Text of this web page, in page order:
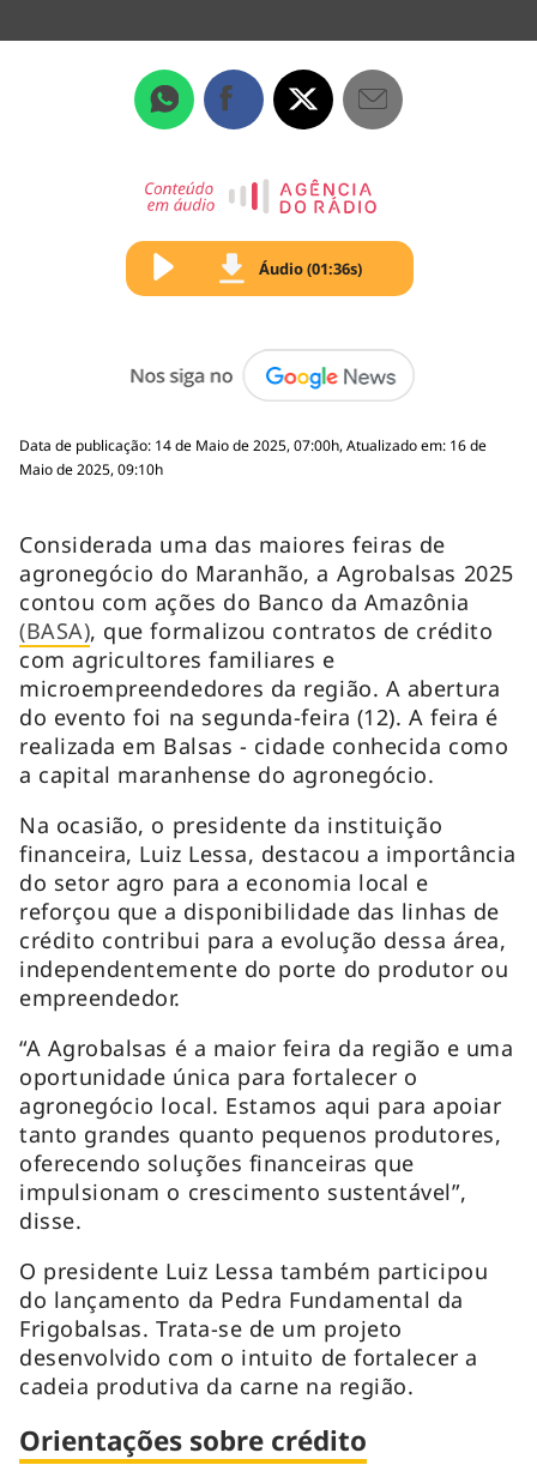
Áudio (01:36s)
Data de publicação: 14 de Maio de 2025, 07:00h, Atualizado em: 16 de
Maio de 2025, 09:10h
Considerada uma das maiores feiras de
agronegócio do Maranhão, a Agrobalsas 2025
contou com ações do Banco da Amazônia
(BASA), que formalizou contratos de crédito
com agricultores familiares e
microempreendedores da região. A abertura
do evento foi na segunda-feira (12). A feira é
realizada em Balsas - cidade conhecida como
a capital maranhense do agronegócio.
Na ocasião, o presidente da instituição
financeira, Luiz Lessa, destacou a importância
do setor agro para a economia local e
reforçou que a disponibilidade das linhas de
crédito contribui para a evolução dessa área,
independentemente do porte do produtor ou
empreendedor.
“A Agrobalsas é a maior feira da região e uma
oportunidade única para fortalecer o
agronegócio local. Estamos aqui para apoiar
tanto grandes quanto pequenos produtores,
oferecendo soluções financeiras que
impulsionam o crescimento sustentável”,
disse.
O presidente Luiz Lessa também participou
do lançamento da Pedra Fundamental da
Frigobalsas. Trata-se de um projeto
desenvolvido com o intuito de fortalecer a
cadeia produtiva da carne na região.
Orientações sobre crédito